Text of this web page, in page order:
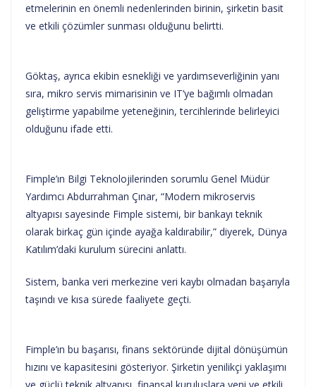
etmelerinin en önemli nedenlerinden birinin, şirketin basit
ve etkili çözümler sunması olduğunu belirtti.
Göktaş, ayrıca ekibin esnekliği ve yardımseverliğinin yanı
sıra, mikro servis mimarisinin ve IT’ye bağımlı olmadan
geliştirme yapabilme yeteneğinin, tercihlerinde belirleyici
olduğunu ifade etti.
Fimple’ın Bilgi Teknolojilerinden sorumlu Genel Müdür
Yardımcı Abdurrahman Çınar, “Modern mikroservis
altyapısı sayesinde Fimple sistemi, bir bankayı teknik
olarak birkaç gün içinde ayağa kaldırabilir,” diyerek, Dünya
Katılım’daki kurulum sürecini anlattı.
Sistem, banka veri merkezine veri kaybı olmadan başarıyla
taşındı ve kısa sürede faaliyete geçti.
Fimple’ın bu başarısı, finans sektöründe dijital dönüşümün
hızını ve kapasitesini gösteriyor. Şirketin yenilikçi yaklaşımı
ve güçlü teknik altyapısı, finansal kuruluşlara yeni ve etkili